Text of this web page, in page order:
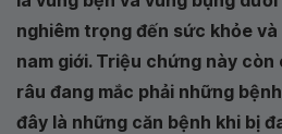
nghiêm trọng đến sức khỏe và
nam giới. Triệu chứng này còn
râu đang mắc phải những
đây là những căn bệnh khi bị